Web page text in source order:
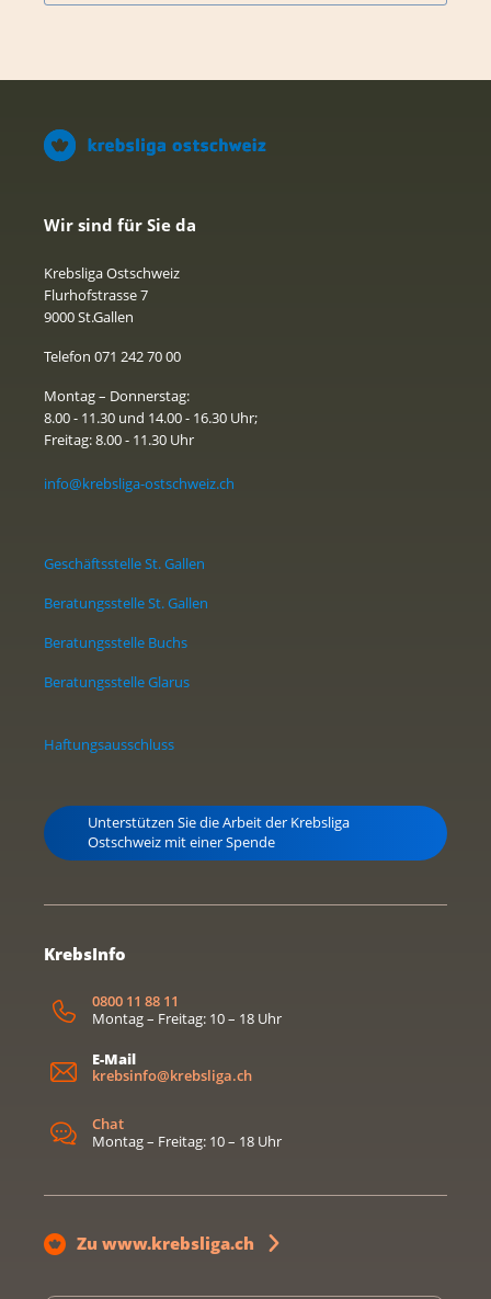
Wir sind für Sie da
Krebsliga Ostschweiz
Flurhofstrasse 7
9000 St.Gallen
Telefon 071 242 70 00
Montag – Donnerstag:
8.00 - 11.30 und 14.00 - 16.30 Uhr;
Freitag: 8.00 - 11.30 Uhr
info@krebsliga-ostschweiz.ch
Geschäftsstelle St. Gallen
Beratungsstelle St. Gallen
Beratungsstelle Buchs
Beratungsstelle Glarus
Haftungsausschluss
Unterstützen Sie die Arbeit der Krebsliga
Ostschweiz mit einer Spende
KrebsInfo
0800 11 88 11
Montag – Freitag: 10 – 18 Uhr
E-Mail
krebsinfo@krebsliga.ch
Chat
Montag – Freitag: 10 – 18 Uhr
Zu www.krebsliga.ch